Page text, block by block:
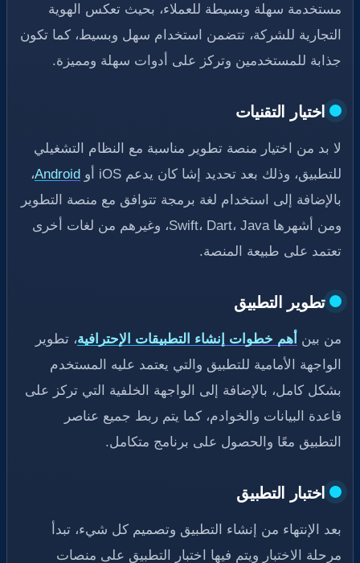
مستخدمة سهلة وبسيطة للعملاء، بحيث تعكس الهوية
التجارية للشركة، تتضمن استخدام سهل وبسيط، كما تكون
جذابة للمستخدمين وتركز على أدوات سهلة ومميزة.
اختيار التقنيات
لا بد من اختيار منصة تطوير مناسبة مع النظام التشغيلي
للتطبيق، وذلك بعد تحديد إشا كان يدعم iOS أو
Android،
بالإضافة إلى استخدام لغة برمجة تتوافق مع منصة التطوير
ومن أشهرها Swift، Dart، Java، وغيرهم من لغات أخرى
تعتمد على طبيعة المنصة.
تطوير التطبيق
من بين أهم خطوات إنشاء التطبيقات الإحترافية، تطوير
الواجهة الأمامية للتطبيق والتي يعتمد عليه المستخدم
بشكل كامل، بالإضافة إلى الواجهة الخلفية التي تركز على
قاعدة البيانات والخوادم، كما يتم ربط جميع عناصر
التطبيق معًا والحصول على برنامج متكامل.
اختبار التطبيق
بعد الإنتهاء من إنشاء التطبيق وتصميم كل شيء، تبدأ
مرحلة الاختبار ويتم فيها اختبار التطبيق على منصات